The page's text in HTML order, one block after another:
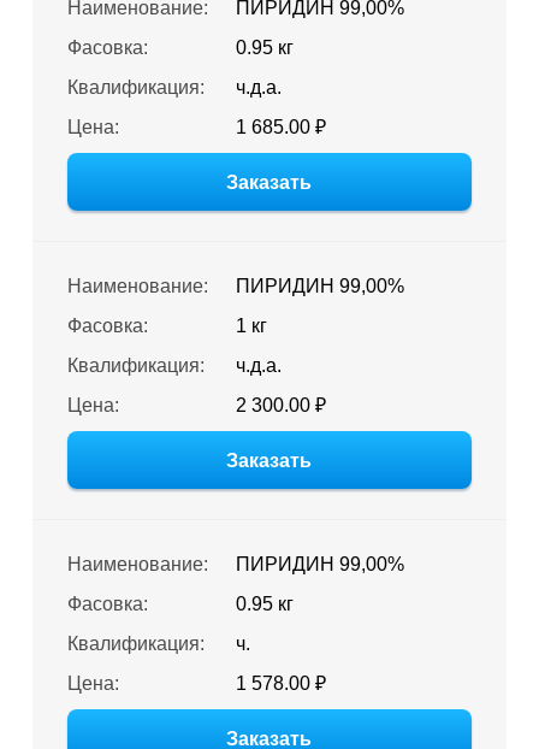
Наименование:
ПИРИДИН 99,00%
Фасовка:
0.95 кг
Квалификация:
ч.д.а.
Цена:
1 685.00 ₽
Заказать
Наименование:
ПИРИДИН 99,00%
Фасовка:
1 кг
Квалификация:
ч.д.а.
Цена:
2 300.00 ₽
Заказать
Наименование:
ПИРИДИН 99,00%
Фасовка:
0.95 кг
Квалификация:
ч.
Цена:
1 578.00 ₽
Заказать